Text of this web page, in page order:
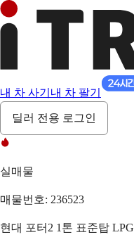
내 차 사기 내 차 팔기
딜러 전용 로그인
실매물
매물번호: 236523
현대 포터2 1톤 표준탑 LPG